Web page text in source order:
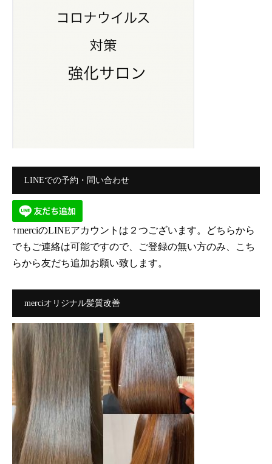
LINEでの予約・問い合わせ
↑merciのLINEアカウントは２つございます。どちらから
でもご連絡は可能ですので、ご登録の無い方のみ、こち
らから友だち追加お願い致します。
merciオリジナル髪質改善